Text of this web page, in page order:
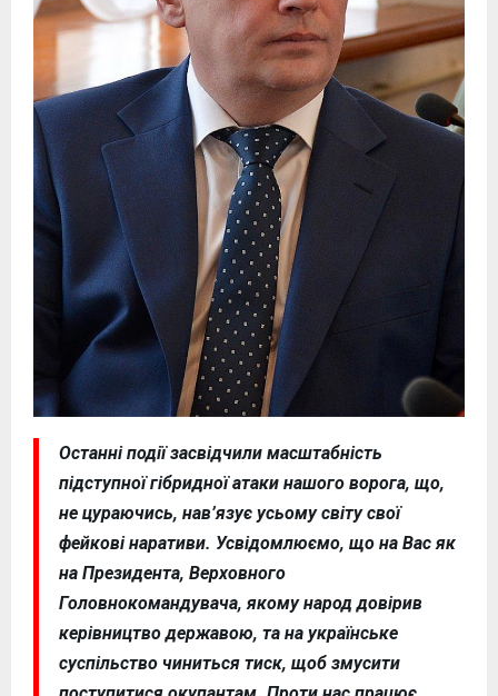
Останні події засвідчили масштабність
підступної гібридної атаки нашого ворога, що,
не цураючись, нав’язує усьому світу свої
фейкові наративи. Усвідомлюємо, що на Вас як
на Президента, Верховного
Головнокомандувача, якому народ довірив
керівництво державою, та на українське
суспільство чиниться тиск, щоб змусити